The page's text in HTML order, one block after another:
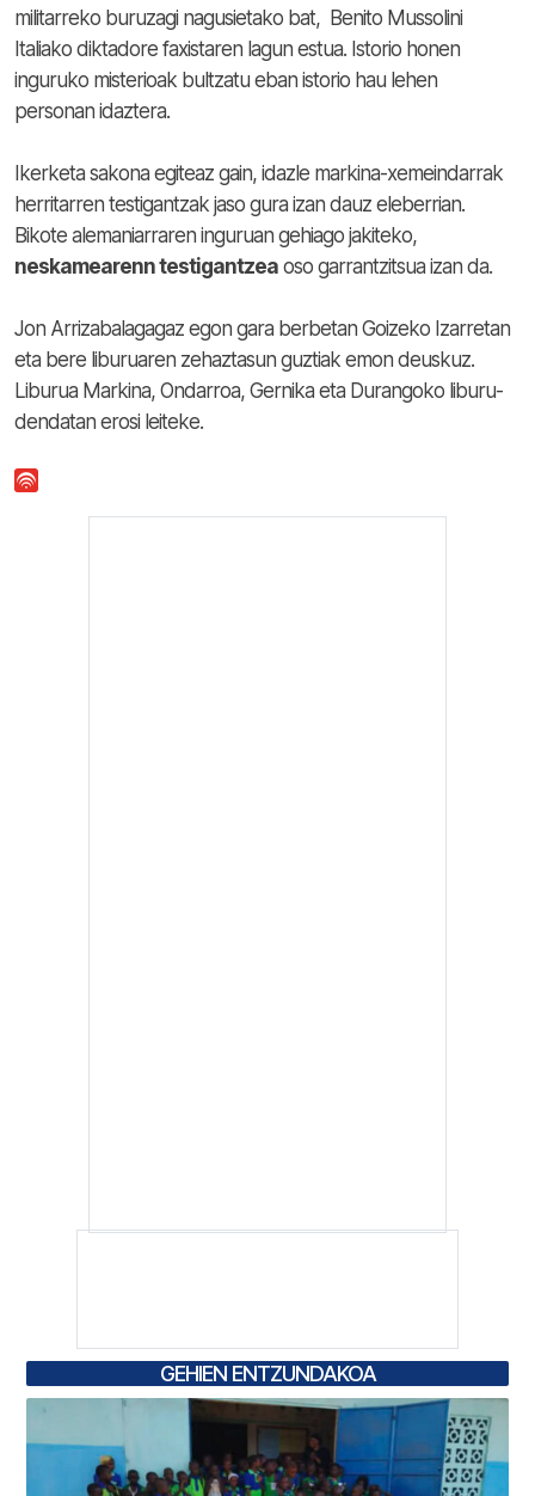
militarreko buruzagi nagusietako bat, Benito Mussolini
Italiako diktadore faxistaren lagun estua. Istorio honen
inguruko misterioak bultzatu eban istorio hau lehen
personan idaztera.
Ikerketa sakona egiteaz gain, idazle markina-xemeindarrak
herritarren testigantzak jaso gura izan dauz eleberrian.
Bikote alemaniarraren inguruan gehiago jakiteko,
neskamearenn testigantzea oso garrantzitsua izan da.
Jon Arrizabalagagaz egon gara berbetan Goizeko Izarretan
eta bere liburuaren zehaztasun guztiak emon deuskuz.
Liburua Markina, Ondarroa, Gernika eta Durangoko liburu-
dendatan erosi leiteke.
GEHIEN ENTZUNDAKOA